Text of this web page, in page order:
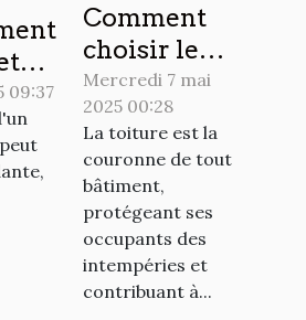
09:37
Comment
choisir le
bon matériau
pour votre
toiture ?
Mercredi 7 mai
2025 00:28
La toiture est la
couronne de tout
bâtiment,
protégeant ses
occupants des
intempéries et
contribuant à...